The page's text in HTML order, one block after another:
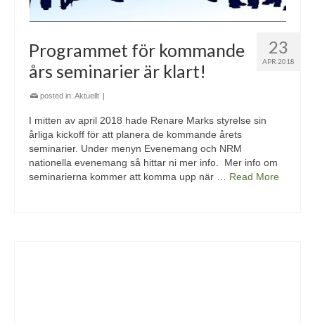
23
APR 2018
Programmet för kommande
års seminarier är klart!
posted in: Aktuellt |
I mitten av april 2018 hade Renare Marks styrelse sin
årliga kickoff för att planera de kommande årets
seminarier. Under menyn Evenemang och NRM
nationella evenemang så hittar ni mer info. Mer info om
seminarierna kommer att komma upp när … Read More